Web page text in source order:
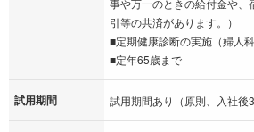
事や万一のときの給付金や、
引等の共済があります。）
■定期健康診断の実施（婦人
■定年65歳まで
試用期間 試用期間あり（原則、入社後3